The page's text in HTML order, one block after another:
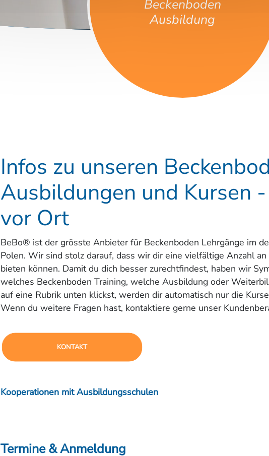
Ausbildungen und Kursen -
vor Ort
BeBo® ist der grösste Anbieter für Beckenboden Lehrgänge im
Polen. Wir sind stolz darauf, dass wir dir eine vielfältige Anzahl an
bieten können. Damit du dich besser zurechtfindest, haben wir
welches Beckenboden Training, welche Ausbildung oder
auf eine Rubrik unten klickst, werden dir automatisch nur die
Wenn du weitere Fragen hast, kontaktiere gerne unser
Kooperationen mit Ausbildungsschulen
Beckenboden Ausbildung Schweiz
Beckenboden Ausbildung in Bad Zurzach
Angebot Auswahl